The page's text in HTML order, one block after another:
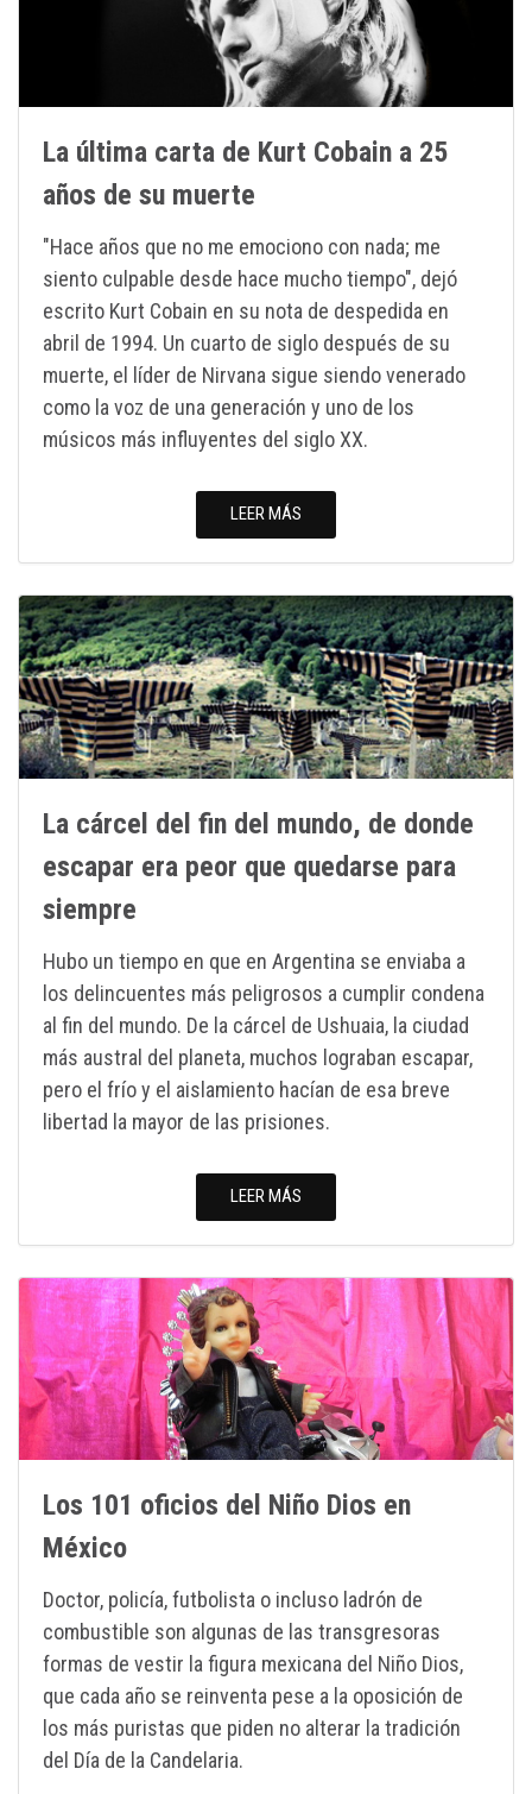
La última carta de Kurt Cobain a 25
años de su muerte
"Hace años que no me emociono con nada; me
siento culpable desde hace mucho tiempo", dejó
escrito Kurt Cobain en su nota de despedida en
abril de 1994. Un cuarto de siglo después de su
muerte, el líder de Nirvana sigue siendo venerado
como la voz de una generación y uno de los
músicos más influyentes del siglo XX.
LEER MÁS
La cárcel del fin del mundo, de donde
escapar era peor que quedarse para
siempre
Hubo un tiempo en que en Argentina se enviaba a
los delincuentes más peligrosos a cumplir condena
al fin del mundo. De la cárcel de Ushuaia, la ciudad
más austral del planeta, muchos lograban escapar,
pero el frío y el aislamiento hacían de esa breve
libertad la mayor de las prisiones.
LEER MÁS
Los 101 oficios del Niño Dios en
México
Doctor, policía, futbolista o incluso ladrón de
combustible son algunas de las transgresoras
formas de vestir la figura mexicana del Niño Dios,
que cada año se reinventa pese a la oposición de
los más puristas que piden no alterar la tradición
del Día de la Candelaria.